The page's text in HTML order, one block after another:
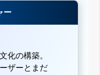
ー
化の構築。
ザーとまだ